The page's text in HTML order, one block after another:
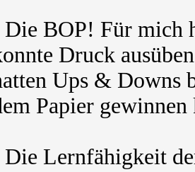
BOP! Für mich
Druck
Ups & Downs
Papier gewinnen
Die Lernfähigkeit